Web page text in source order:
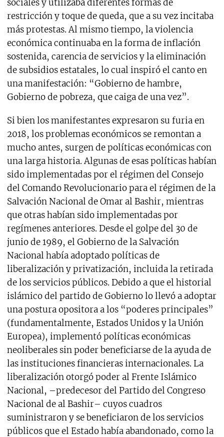
sociales y utilizaba diferentes formas de
restricción y toque de queda, que a su vez incitaba
más protestas. Al mismo tiempo, la violencia
económica continuaba en la forma de inflación
sostenida, carencia de servicios y la eliminación
de subsidios estatales, lo cual inspiró el canto en
una manifestación: “Gobierno de hambre,
Gobierno de pobreza, que caiga de una vez”.
Si bien los manifestantes expresaron su furia en
2018, los problemas económicos se remontan a
mucho antes, surgen de políticas económicas con
una larga historia. Algunas de esas políticas habían
sido implementadas por el régimen del Consejo
del Comando Revolucionario para el régimen de la
Salvación Nacional de Omar al Bashir, mientras
que otras habían sido implementadas por
regímenes anteriores. Desde el golpe del 30 de
junio de 1989, el Gobierno de la Salvación
Nacional había adoptado políticas de
liberalización y privatización, incluida la retirada
de los servicios públicos. Debido a que el historial
islámico del partido de Gobierno lo llevó a adoptar
una postura opositora a los “poderes principales”
(fundamentalmente, Estados Unidos y la Unión
Europea), implementó políticas económicas
neoliberales sin poder beneficiarse de la ayuda de
las instituciones financieras internacionales. La
liberalización otorgó poder al Frente Islámico
Nacional, –predecesor del Partido del Congreso
Nacional de al Bashir– cuyos cuadros
suministraron y se beneficiaron de los servicios
públicos que el Estado había abandonado, como la